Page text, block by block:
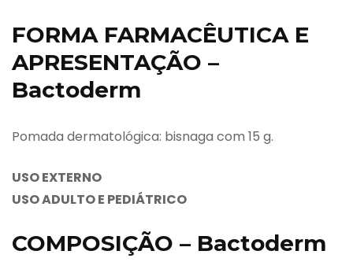
FORMA FARMACÊUTICA E
APRESENTAÇÃO –
Bactoderm
Pomada dermatológica: bisnaga com 15 g.
USO EXTERNO
USO ADULTO E PEDIÁTRICO
COMPOSIÇÃO – Bactoderm